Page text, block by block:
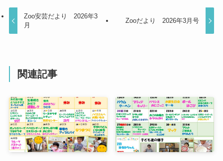
Zoo安芸だより 2026年3
月
Zooだより 2026年3月号
関連記事